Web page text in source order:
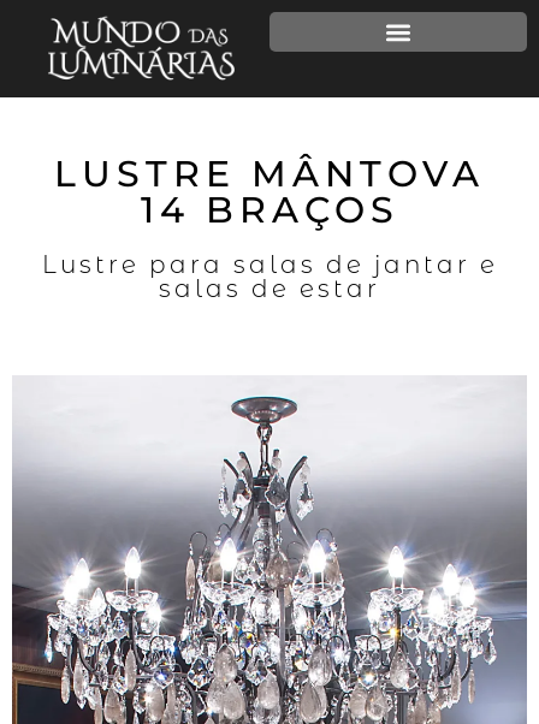
LUSTRE MÂNTOVA
14 BRAÇOS
Lustre para salas de jantar e
salas de estar